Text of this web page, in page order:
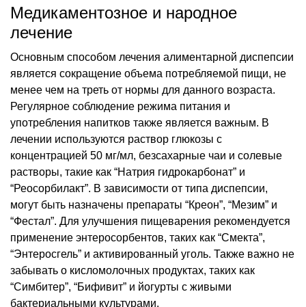
Медикаментозное и народное
лечение
Основным способом лечения алиментарной диспепсии
является сокращение объема потребляемой пищи, не
менее чем на треть от нормы для данного возраста.
Регулярное соблюдение режима питания и
употребления напитков также является важным. В
лечении используются раствор глюкозы с
концентрацией 50 мг/мл, безсахарные чаи и солевые
растворы, такие как “Натрия гидрокарбонат” и
“Реосорбилакт”. В зависимости от типа диспепсии,
могут быть назначены препараты “Креон”, “Мезим” и
“Фестал”. Для улучшения пищеварения рекомендуется
применение энтеросорбентов, таких как “Смекта”,
“Энтеросгель” и активированный уголь. Также важно не
забывать о кисломолочных продуктах, таких как
“Симбитер”, “Бифивит” и йогурты с живыми
бактериальными культурами.